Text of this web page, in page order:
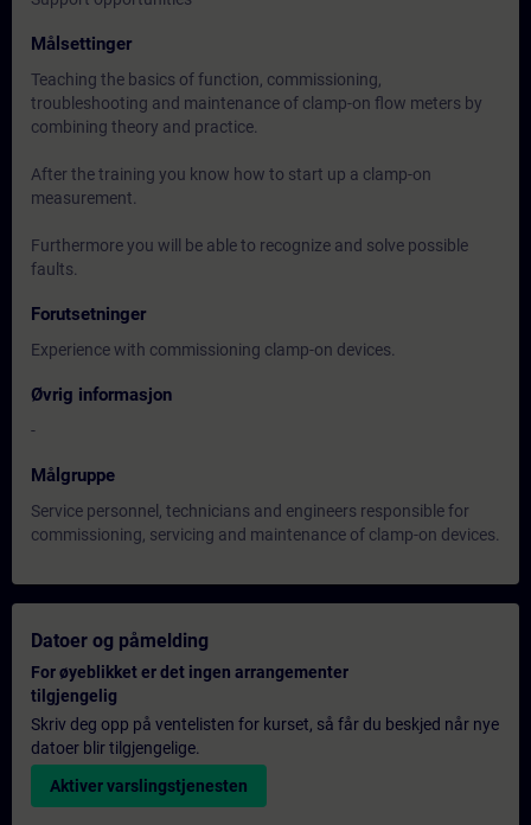
Målsettinger
Teaching the basics of function, commissioning,
troubleshooting and maintenance of clamp-on flow meters by
combining theory and practice.
After the training you know how to start up a clamp-on
measurement.
Furthermore you will be able to recognize and solve possible
faults.
Forutsetninger
Experience with commissioning clamp-on devices.
Øvrig informasjon
-
Målgruppe
Service personnel, technicians and engineers responsible for
commissioning, servicing and maintenance of clamp-on devices.
Datoer og påmelding
For øyeblikket er det ingen arrangementer
tilgjengelig
Skriv deg opp på ventelisten for kurset, så får du beskjed når nye
datoer blir tilgjengelige.
Aktiver varslingstjenesten